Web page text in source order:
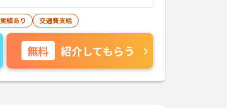
績あり 交通費支給
無料 紹介してもらう